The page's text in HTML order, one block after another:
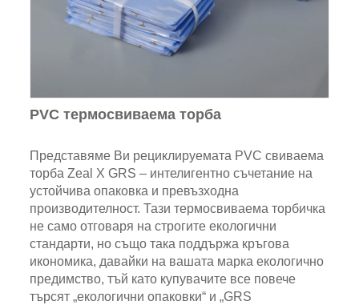
PVC термосвиваема торба
Представяме Ви рециклируемата PVC свиваема
торба Zeal X GRS – интелигентно съчетание на
устойчива опаковка и превъзходна
производителност. Тази термосвиваема торбичка
не само отговаря на строгите екологични
стандарти, но също така поддържа кръгова
икономика, давайки на вашата марка екологично
предимство, тъй като купувачите все повече
търсят „екологични опаковки“ и „GRS